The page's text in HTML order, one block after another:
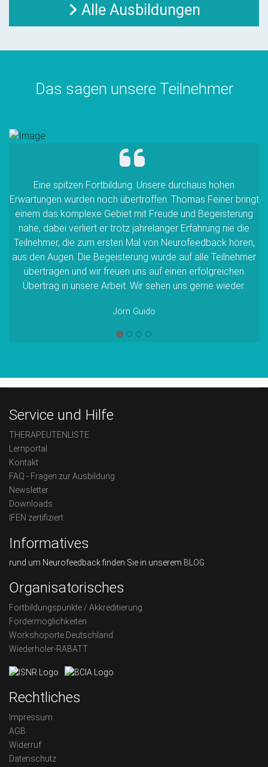
Alle Ausbildungen
Das sagen unsere Teilnehmer
Eine spitzen Fortbildung. Unsere durchaus hohen
Erwartungen wurden noch übertroffen. Thomas Feiner bringt
einem das komplexe Gebiet mit Freude und Begeisterung
nahe, dabei verliert er trotz jahrelanger Erfahrung nie die
Teilnehmer, die zum ersten Mal von Neurofeedback hören,
aus den Augen. Die Begeisterung wurde auf alle Teilnehmer
übertragen und wir freuen uns auf einen erfolgreichen
Übertrag in unsere Arbeit. Wir sehen uns gerne wieder.
Jörn Guido
Service und Hilfe
THERAPEUTENLISTE
Lernportal
Kontakt
FAQ - Fragen zur Ausbildung
Newsletter
Downloads
IFEN zertifiziert
Informatives
rund um Neurofeedback finden Sie in unserem BLOG
Organisatorisches
Fortbildungspunkte / Akkreditierung
Fördermöglichkeiten
Workshoporte Deutschland
Wiederholer-RABATT
Rechtliches
Impressum
AGB
Widerruf
Datenschutz